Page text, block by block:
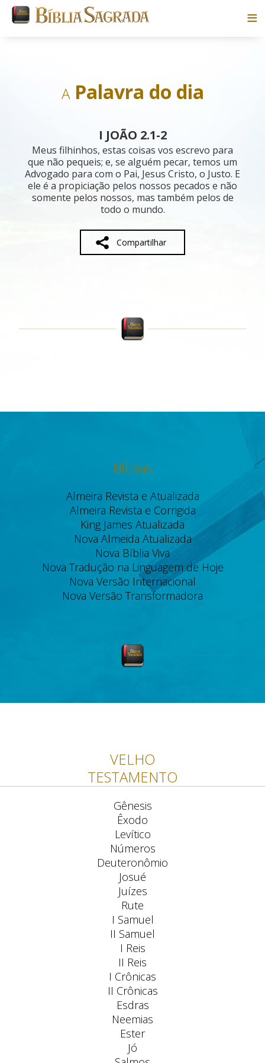
Blog
Parceiros
Sobre
APalavra do dia
I JOÃO 2.1-2
Meus filhinhos, estas coisas vos escrevo para
que não pequeis; e, se alguém pecar, temos um
Advogado para com o Pai, Jesus Cristo, o Justo. E
ele é a propiciação pelos nossos pecados e não
somente pelos nossos, mas também pelos de
todo o mundo.
Compartilhar
Bíblias
Almeira Revista e Atualizada
Almeira Revista e Corrigida
King James Atualizada
Nova Almeida Atualizada
Nova Bíblia Viva
Nova Tradução na Linguagem de Hoje
Nova Versão Internacional
Nova Versão Transformadora
VELHO
TESTAMENTO
Gênesis
Êxodo
Levítico
Números
Deuteronômio
Josué
Juízes
Rute
I Samuel
II Samuel
I Reis
II Reis
I Crônicas
II Crônicas
Esdras
Neemias
Ester
Jó